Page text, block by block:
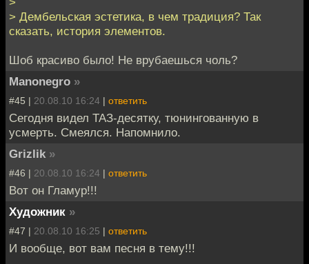
> Дембельская эстетика, в чем традиция? Так
сказать, история элементов.
Шоб красиво было! Не врубаешься чоль?
Manonegro »
#45 | 20.08.10 16:24 | ответить
Сегодня видел ТАЗ-десятку, тюнингованную в
усмерть. Смеялся. Напомнило.
Grizlik »
#46 | 20.08.10 16:24 | ответить
Вот он Гламур!!!
Художник »
#47 | 20.08.10 16:25 | ответить
И вообще, вот вам песня в тему!!!